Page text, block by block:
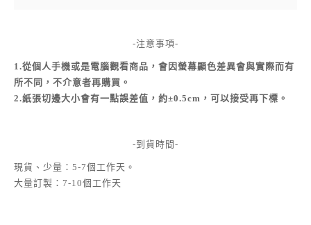
-注意事項-
1.從個人手機或是電腦觀看商品，會因螢幕顯色差異會與實際而有
所不同，不介意者再購買。
2.紙張切邊大小會有一點誤差值，約±0.5cm，可以接受再下標。
-到貨時間-
現貨、少量：5-7個工作天。
大量訂製：7-10個工作天